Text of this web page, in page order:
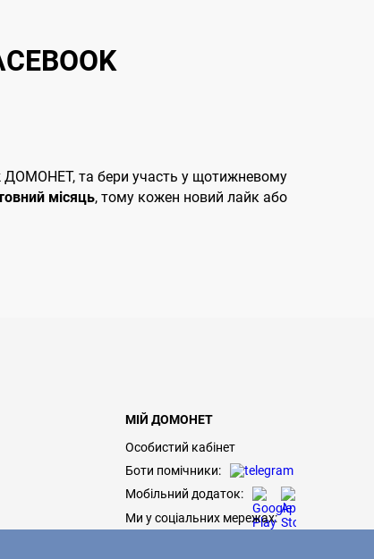
ДОМОНЕТ, та бери участь у щотижневому
місяць, тому кожен новий лайк або
МІЙ ДОМОНЕТ
Особистий кабінет
Боти помічники:
Мобільний додаток:
Ми у соціальних мережах: